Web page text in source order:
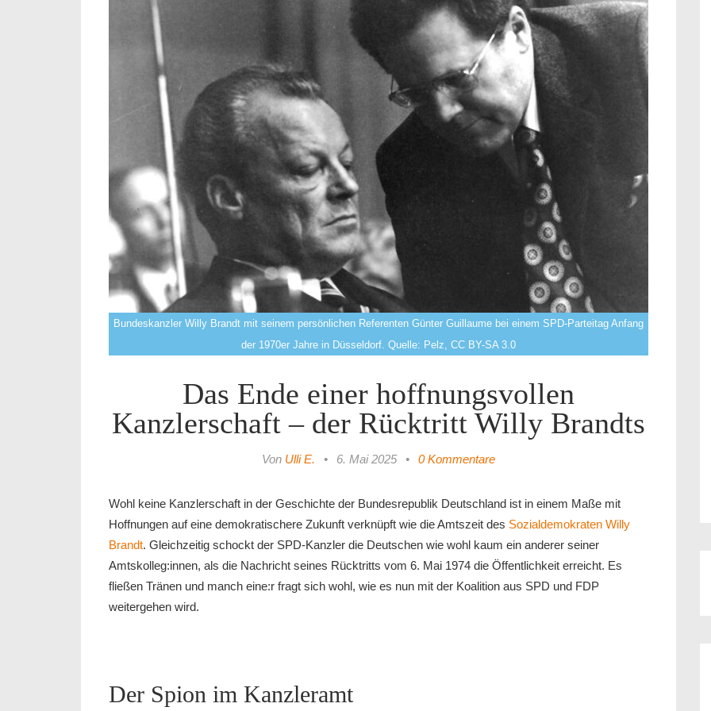
Bundeskanzler Willy Brandt mit seinem persönlichen Referenten Günter Guillaume bei einem SPD-Parteitag Anfang
der 1970er Jahre in Düsseldorf. Quelle: Pelz, CC BY-SA 3.0
Das Ende einer hoffnungsvollen
Kanzlerschaft – der Rücktritt Willy Brandts
Von Ulli E. • 6. Mai 2025 • 0 Kommentare
Wohl keine Kanzlerschaft in der Geschichte der Bundesrepublik Deutschland ist in einem Maße mit
Hoffnungen auf eine demokratischere Zukunft verknüpft wie die Amtszeit des Sozialdemokraten Willy
Brandt. Gleichzeitig schockt der SPD-Kanzler die Deutschen wie wohl kaum ein anderer seiner
Amtskolleg:innen, als die Nachricht seines Rücktritts vom 6. Mai 1974 die Öffentlichkeit erreicht. Es
fließen Tränen und manch eine:r fragt sich wohl, wie es nun mit der Koalition aus SPD und FDP
weitergehen wird.
Der Spion im Kanzleramt